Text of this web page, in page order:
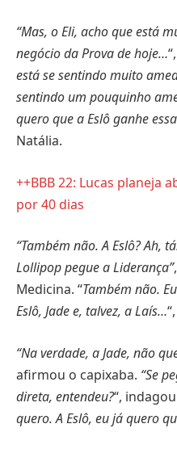
“Mas, o Eli, acho que está
negócio da Prova de hoje…
está se sentindo muito
sentindo um pouquinho
quero que a Eslô ganhe
Natália.
++BBB 22: Lucas planeja
por 40 dias
“Também não. A Eslô? Ah,
Lollipop pegue a Liderança”
Medicina. “Também não.
Eslô, Jade e, talvez, a Laís…
“Na verdade, a Jade, não
afirmou o capixaba. “Se
direta, entendeu?“,
quero. A Eslô, eu já quero